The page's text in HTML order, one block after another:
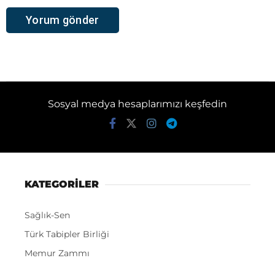
Sosyal medya hesaplarımızı keşfedin
KATEGORİLER
Sağlık-Sen
Türk Tabipler Birliği
Memur Zammı